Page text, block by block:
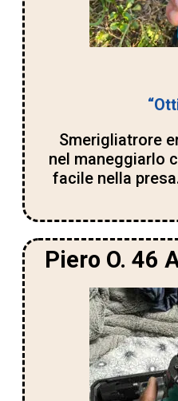
Smerigliatrore
nel maneggiarlo
facile nella
Piero O. 46